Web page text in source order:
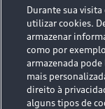
Audi Driving
ESG
Tecnologias Audi
Audi exclusive
Canais de
Programa de
© 2026 AUDI
Políticas de
Aviso Legal
Sala de Imprensa
Durante sua
utilizar cookies.
armazenar
como por
armazenada
mais
direito à
alguns tipos de